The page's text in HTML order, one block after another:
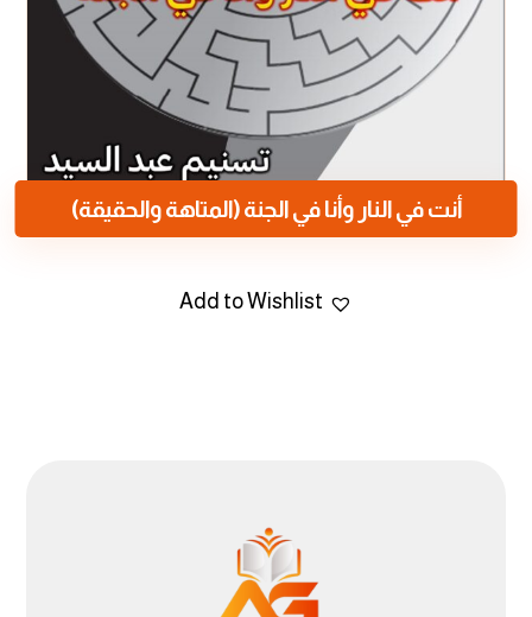
أنت في النار وأنا في الجنة (المتاهة والحقيقة)
Add to Wishlist